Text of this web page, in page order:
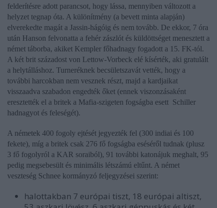
felderítésre adott parancsot, hogy lássa, mennyiben változott a
helyzet tegnap óta. A különítmény (a bevett minta alapján)
elverekedte magát a Jassin-hágóig és nem tovább. De ekkor, 7 óra
után Hanson felvonatta a fehér zászlót és küldöttséget menesztett a
német táborba, akiket Kempler főhadnagy fogadott a 15. FK-tól.
A két brit századost von Lettow-Vorbeck elé kísérték, aki gratulált
a helytálláshoz. Turneréknek becsületszavát vették, hogy a
további harcokban nem vesznek részt, majd a kardjaikat
visszaadva szabadon engedték őket (ennek viszonzásaként
eresztették el a britek a Mafia-szigeten fogságba esett Schiller
hadnagyot és feleségét).
A németek 400 fogoly ejtését jegyezték fel (300 indiai és 100
fekete), míg a britek csak 276 fő fogságba eséséről tudnak (plusz
3 fő fogolyról a KAR soraiból), 91 további katonájuk meghalt, 95
pedig megsebesült és minimális létszámú eltűnt. A német
veszteség Schnee kormányzó feljegyzései szerint:
halottakban 7 európai tiszt, 18 európai altiszt,